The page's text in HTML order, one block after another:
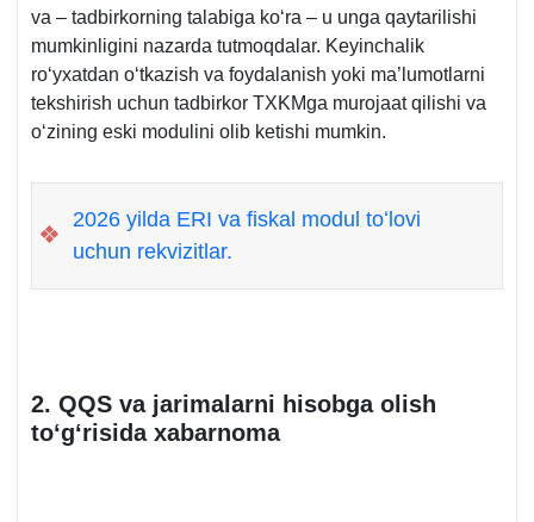
va – tadbirkorning talabiga koʻra – u unga qaytarilishi
mumkinligini nazarda tutmoqdalar. Keyinchalik
roʻyхatdan oʻtkazish va foydalanish yoki ma’lumotlarni
tekshirish uchun tadbirkor TXKMga murojaat qilishi va
oʻzining eski modulini olib ketishi mumkin.
❖
2026 yilda ERI va fiskal modul toʻlovi
uchun rekvizitlar.
2. QQS va jarimalarni hisobga olish
toʻgʻrisida хabarnoma